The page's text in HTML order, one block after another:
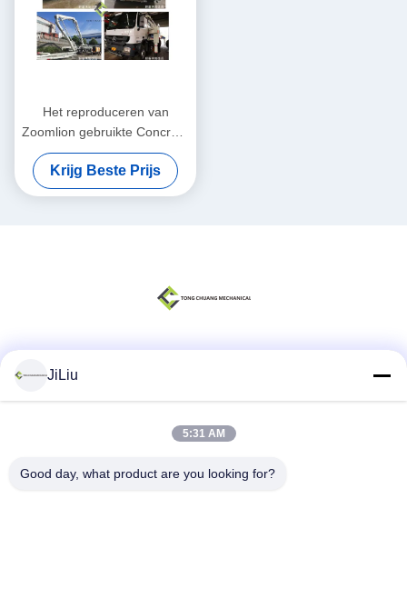
Het reproduceren van
Zoomlion gebruikte Concrete
Pompvrachtwagen met
Mercedes-Benz Chassis 8×4
Krijg Beste Prijs
JiLiu
5:31 AM
Good day, what product are you looking for?